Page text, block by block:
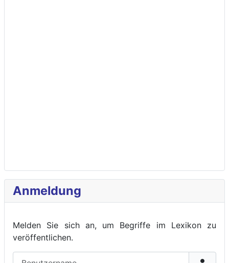
Anmeldung
Melden Sie sich an, um Begriffe im Lexikon zu
veröffentlichen.